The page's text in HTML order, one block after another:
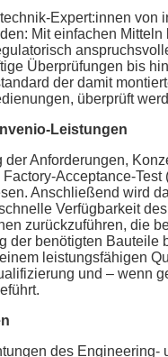
Expert:innen
Mit einfachen
Überprüfungen bis
der damit
überprüft
Leistungen
Anforderungen,
Acceptance-
Anschließend wird
Verfügbarkeit
zurückzuführen, die
der benötigten
leistungsfähigen
und – wenn
des